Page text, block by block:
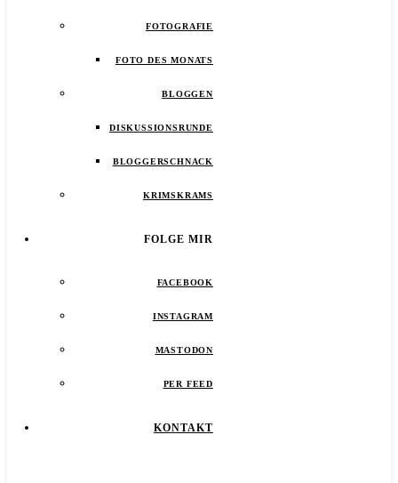
FOTOGRAFIE
FOTO DES MONATS
BLOGGEN
DISKUSSIONSRUNDE
BLOGGERSCHNACK
KRIMSKRAMS
FOLGE MIR
FACEBOOK
INSTAGRAM
MASTODON
PER FEED
KONTAKT